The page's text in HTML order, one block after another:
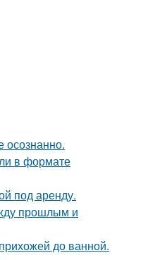
осознанно.
в формате
под аренду.
прошлым и
до ванной.